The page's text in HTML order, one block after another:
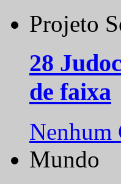
Projeto
28
de faixa
Nenhum
Mundo